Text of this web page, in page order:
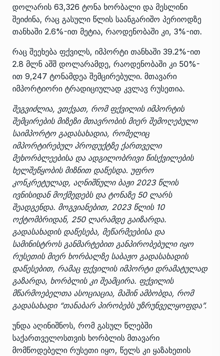
დოლარის 63,326 ტონა ხორბალი და მესლინი
შეიძინა, რაც გასული წლის საანგარიშო პერიოდზე
თანხაში 2.6%-ით მეტია, რაოდენობაში კი, 3%-ით.
რაც შეეხება ფქვილს, იმპორტი თანხაში 39.2%-ით
2.8 მლნ აშშ დოლარამდე, რაოდენობაში კი 50%-
ით 9,247 ტონამდეა შემცირებული. მთავარი
იმპორტიორი ტრადიციულად კვლავ რუსეთია.
შეგვიძლია, ვთქვათ, რომ ფქვილის იმპორტის
შემცირების მიზეზი მთავრობის მიერ შემოღებული
საიმპორტო გადასახადია, რომელიც
იმპორტირებულ პროდუქტზე ქართველი
მეხორბლეებისა და ადგილობრივი წისქვილების
ხელშეწყობის მიზნით დაწესდა. უფრო
კონკრეტულად, აღნიშნული ბაჟი 2023 წლის
ივნისიდან მოქმედებს და ტონაზე 50 ლარს
შეადგენდა. მოგვიანებით, 2023 წლის 10
ოქტომბრიდან, 250 ლარამდე გაიზარდა.
გადასახადის დაწესება, მეწარმეებისა და
სამინისტროს განმარტებით განპირობებული იყო
რუსეთის მიერ ხორბალზე საბაჟო გადასახადის
დაწესებით, რამაც ფქვილის იმპორტი დრამატულად
გაზარდა, ხორბლის კი შეამცირა. ფქვილის
მწარმოებელთა ასოციაცია, მაშინ ამბობდა, რომ
გადასახადი “თანაბარ პირობებს უზრუნველყოფდა”.
უნდა აღინიშნოს, რომ გასულ წლებში
საქართველოსთვის ხორბლის მთავარი
მომწოდებელი რუსეთი იყო, წელს კი ყაზახეთის